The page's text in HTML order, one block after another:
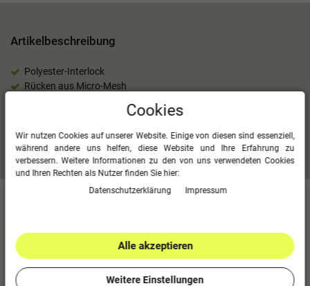
Artikelbeschreibung
Polyester-Interlock
Rücken aus Micro-Mesh
Mehr Informationen zum EU Verantwortlichen »
Für diesen Artikel erfolgte leider noch keine
Kundenbewertung.
0
Cookies
Wir nutzen Cookies auf unserer Website. Einige von diesen sind essenziell,
während andere uns helfen, diese Website und Ihre Erfahrung zu
verbessern. Weitere Informationen zu den von uns verwendeten Cookies
und Ihren Rechten als Nutzer finden Sie hier:
Daten­schutz­erklärung
Impressum
Alle akzeptieren
Weitere Einstellungen